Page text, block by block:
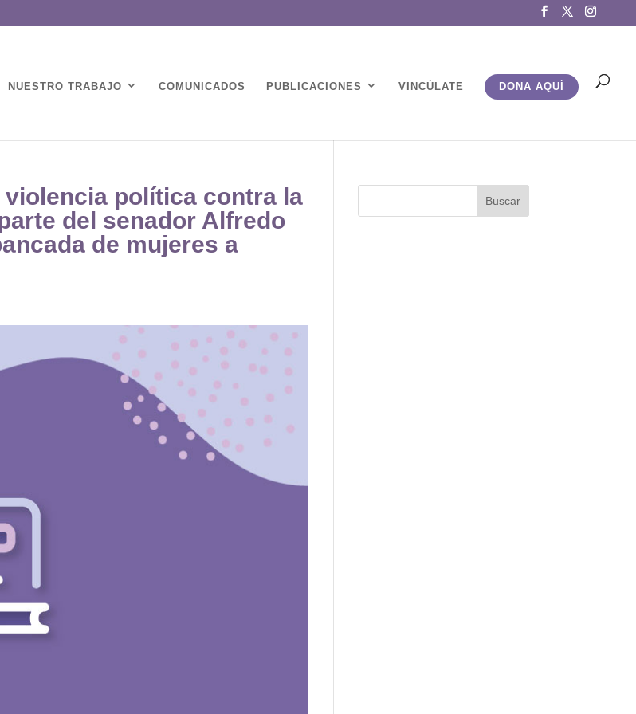
NUESTRO TRABAJO COMUNICADOS PUBLICACIONES VINCÚLATE DONA AQUÍ
violencia política contra la
del senador Alfredo
de mujeres a